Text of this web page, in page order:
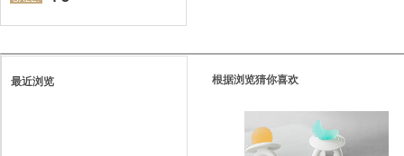
最近浏览 根据浏览猜你喜欢